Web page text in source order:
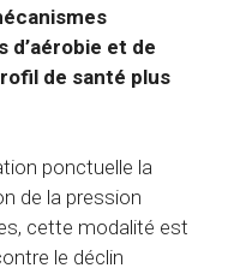
d’aérobie et de
de santé plus
ponctuelle la
de la pression
cette modalité est
le déclin